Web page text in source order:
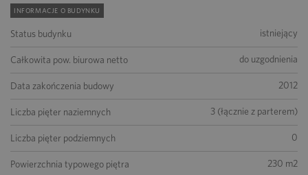
INFORMACJE O BUDYNKU
Status budynku istniejący
Całkowita pow. biurowa netto do uzgodnienia
Data zakończenia budowy 2012
Liczba pięter naziemnych 3 (łącznie z parterem)
Liczba pięter podziemnych 0
Powierzchnia typowego piętra 230 m2